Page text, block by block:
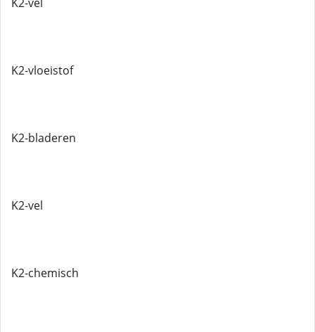
K2-vloeistof
K2-bladeren
K2-vel
K2-chemisch